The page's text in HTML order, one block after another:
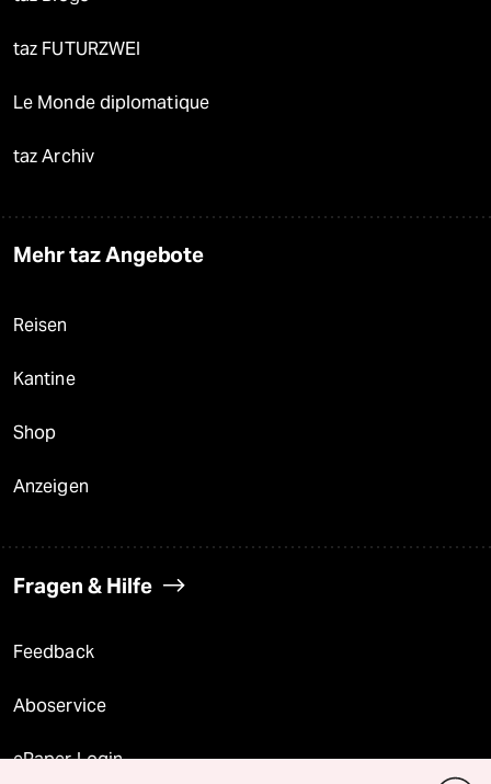
taz FUTURZWEI
Le Monde diplomatique
taz Archiv
Mehr taz Angebote
Reisen
Kantine
Shop
Anzeigen
Fragen & Hilfe
Feedback
Aboservice
ePaper Login